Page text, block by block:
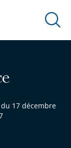
Ouvrir
17 décembre